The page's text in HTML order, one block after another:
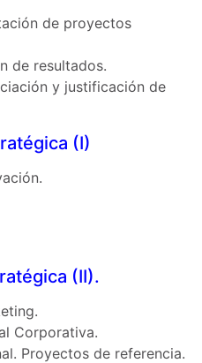
de proyectos
de resultados.
y justificación de
(I)
(II).
Corporativa.
Proyectos de referencia.